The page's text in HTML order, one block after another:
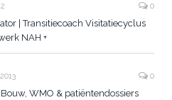
0
| Transitiecoach Visitatiecyclus
NAH +
0
WMO & patiëntendossiers